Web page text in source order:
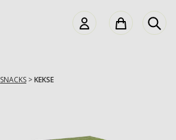
SNACKS >KEKSE